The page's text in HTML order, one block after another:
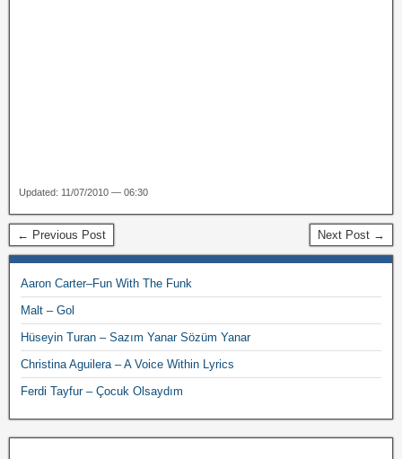
Updated: 11/07/2010 — 06:30
← Previous Post Next Post →
Aaron Carter–Fun With The Funk
Malt – Gol
Hüseyin Turan – Sazım Yanar Sözüm Yanar
Christina Aguilera – A Voice Within Lyrics
Ferdi Tayfur – Çocuk Olsaydım